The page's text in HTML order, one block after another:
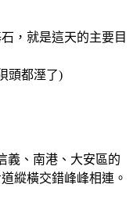
，就是這天的主要目
頭都溼了)
義、南港、大安區的
縱橫交錯峰峰相連。